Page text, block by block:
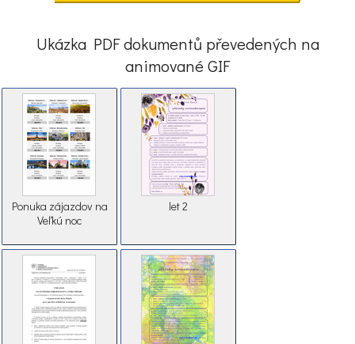
Ukázka PDF dokumentů převedených na
animované GIF
Ponuka zájazdov na
Veľkú noc
let 2